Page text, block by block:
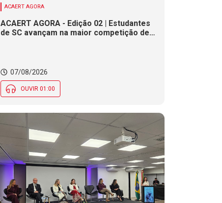
ACAERT AGORA
ACAERT AGORA - Edição 02 | Estudantes
de SC avançam na maior competição de
Certificação de Responsabilidade Social
nesta sexta (7)
07/08/2026
OUVIR 01:00